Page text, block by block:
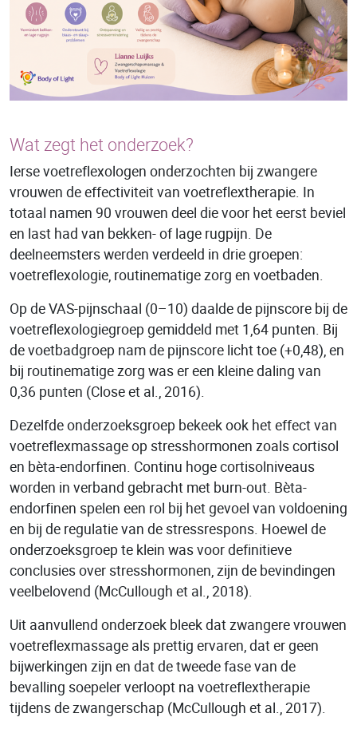
Wat zegt het onderzoek?
Ierse voetreflexologen onderzochten bij zwangere
vrouwen de effectiviteit van voetreflextherapie. In
totaal namen 90 vrouwen deel die voor het eerst beviel
en last had van bekken- of lage rugpijn. De
deelneemsters werden verdeeld in drie groepen:
voetreflexologie, routinematige zorg en voetbaden.
Op de VAS-pijnschaal (0–10) daalde de pijnscore bij de
voetreflexologiegroep gemiddeld met 1,64 punten. Bij
de voetbadgroep nam de pijnscore licht toe (+0,48), en
bij routinematige zorg was er een kleine daling van
0,36 punten (Close et al., 2016).
Dezelfde onderzoeksgroep bekeek ook het effect van
voetreflexmassage op stresshormonen zoals cortisol
en bèta-endorfinen. Continu hoge cortisolniveaus
worden in verband gebracht met burn-out. Bèta-
endorfinen spelen een rol bij het gevoel van voldoening
en bij de regulatie van de stressrespons. Hoewel de
onderzoeksgroep te klein was voor definitieve
conclusies over stresshormonen, zijn de bevindingen
veelbelovend (McCullough et al., 2018).
Uit aanvullend onderzoek bleek dat zwangere vrouwen
voetreflexmassage als prettig ervaren, dat er geen
bijwerkingen zijn en dat de tweede fase van de
bevalling soepeler verloopt na voetreflextherapie
tijdens de zwangerschap (McCullough et al., 2017).